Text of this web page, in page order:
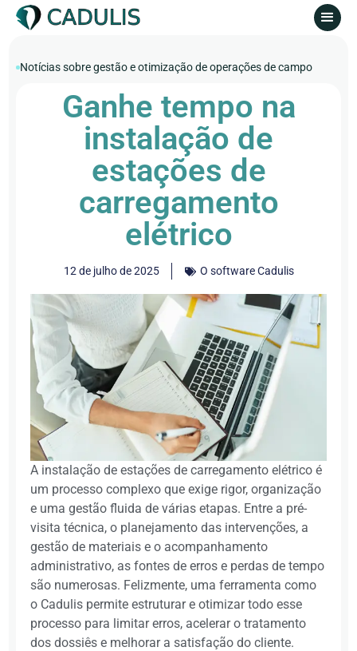
Notícias sobre gestão e otimização de operações de campo
Ganhe tempo na
instalação de
estações de
carregamento
elétrico
12 de julho de 2025 O software Cadulis
A instalação de estações de carregamento elétrico é
um processo complexo que exige rigor, organização
e uma gestão fluida de várias etapas. Entre a pré-
visita técnica, o planejamento das intervenções, a
gestão de materiais e o acompanhamento
administrativo, as fontes de erros e perdas de tempo
são numerosas. Felizmente, uma ferramenta como
o Cadulis permite estruturar e otimizar todo esse
processo para limitar erros, acelerar o tratamento
dos dossiês e melhorar a satisfação do cliente.